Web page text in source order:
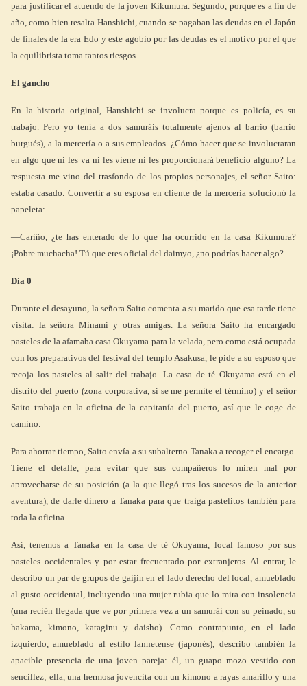
para justificar el atuendo de la joven Kikumura. Segundo, porque es a fin de
año, como bien resalta Hanshichi, cuando se pagaban las deudas en el Japón
de finales de la era Edo y este agobio por las deudas es el motivo por el que
la equilibrista toma tantos riesgos.
El gancho
En la historia original, Hanshichi se involucra porque es policía, es su
trabajo. Pero yo tenía a dos samuráis totalmente ajenos al barrio (barrio
burgués), a la mercería o a sus empleados. ¿Cómo hacer que se involucraran
en algo que ni les va ni les viene ni les proporcionará beneficio alguno? La
respuesta me vino del trasfondo de los propios personajes, el señor Saito:
estaba casado. Convertir a su esposa en cliente de la mercería solucionó la
papeleta:
—Cariño, ¿te has enterado de lo que ha ocurrido en la casa Kikumura?
¡Pobre muchacha! Tú que eres oficial del daimyo, ¿no podrías hacer algo?
Día 0
Durante el desayuno, la señora Saito comenta a su marido que esa tarde tiene
visita: la señora Minami y otras amigas. La señora Saito ha encargado
pasteles de la afamaba casa Okuyama para la velada, pero como está ocupada
con los preparativos del festival del templo Asakusa, le pide a su esposo que
recoja los pasteles al salir del trabajo. La casa de té Okuyama está en el
distrito del puerto (zona corporativa, si se me permite el término) y el señor
Saito trabaja en la oficina de la capitanía del puerto, así que le coge de
camino.
Para ahorrar tiempo, Saito envía a su subalterno Tanaka a recoger el encargo.
Tiene el detalle, para evitar que sus compañeros lo miren mal por
aprovecharse de su posición (a la que llegó tras los sucesos de la anterior
aventura), de darle dinero a Tanaka para que traiga pastelitos también para
toda la oficina.
Así, tenemos a Tanaka en la casa de té Okuyama, local famoso por sus
pasteles occidentales y por estar frecuentado por extranjeros. Al entrar, le
describo un par de grupos de gaijin en el lado derecho del local, amueblado
al gusto occidental, incluyendo una mujer rubia que lo mira con insolencia
(una recién llegada que ve por primera vez a un samurái con su peinado, su
hakama, kimono, kataginu y daisho). Como contrapunto, en el lado
izquierdo, amueblado al estilo lannetense (japonés), describo también la
apacible presencia de una joven pareja: él, un guapo mozo vestido con
sencillez; ella, una hermosa jovencita con un kimono a rayas amarillo y una